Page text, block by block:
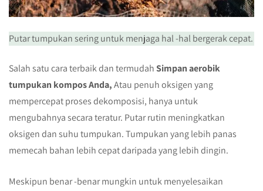
Putar tumpukan sering untuk menjaga hal -hal bergerak cepat.
Salah satu cara terbaik dan termudahSimpan aerobik
tumpukan kompos Anda,Atau penuh oksigen yang
mempercepat proses dekomposisi, hanya untuk
mengubahnya secara teratur. Putar rutin meningkatkan
oksigen dan suhu tumpukan. Tumpukan yang lebih panas
memecah bahan lebih cepat daripada yang lebih dingin.
Meskipun benar -benar mungkin untuk menyelesaikan